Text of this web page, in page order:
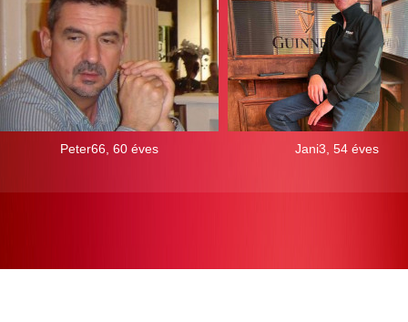
Peter66, 60 éves Jani3, 54 éves